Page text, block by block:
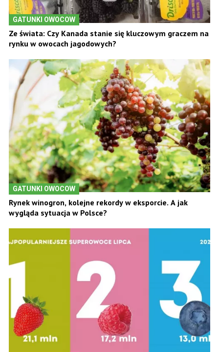
GATUNKI OWOCOW
Ze świata: Czy Kanada stanie się kluczowym graczem na
rynku w owocach jagodowych?
GATUNKI OWOCOW
Rynek winogron, kolejne rekordy w eksporcie. A jak
wygląda sytuacja w Polsce?